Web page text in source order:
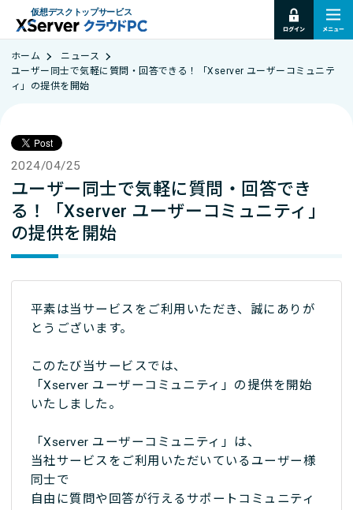
仮想デスクトップサービス
ホーム
ニュース
ユーザー同士で気軽に質問・回答できる！「Xserver ユーザーコミュニテ
ィ」の提供を開始
2024/04/25
ユーザー同士で気軽に質問・回答でき
る！「Xserver ユーザーコミュニティ」
の提供を開始
平素は当サービスをご利用いただき、誠にありが
とうございます。
このたび当サービスでは、
「Xserver ユーザーコミュニティ」の提供を開始
いたしました。
「Xserver ユーザーコミュニティ」は、
当社サービスをご利用いただいているユーザー様
同士で
自由に質問や回答が行えるサポートコミュニティ